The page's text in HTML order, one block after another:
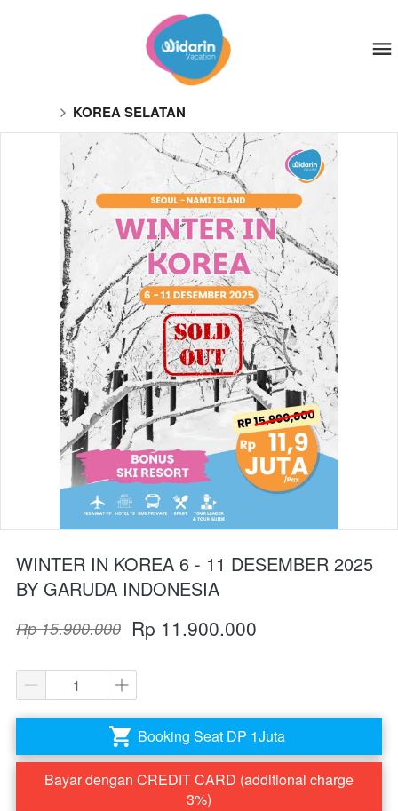
KOREA SELATAN
WINTER IN KOREA 6 - 11 DESEMBER 2025
BY GARUDA INDONESIA
Rp 15.900.000 Rp 11.900.000
` Booking Seat DP 1Juta
Bayar dengan CREDIT CARD (additional charge
3%)